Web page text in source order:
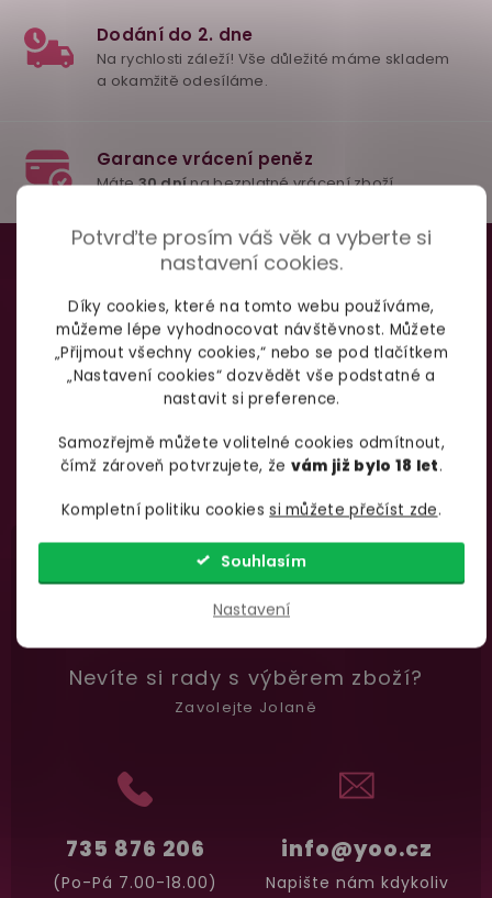
Potvrďte prosím váš věk a vyberte si
nastavení cookies.
Díky cookies, které na tomto webu používáme,
můžeme lépe vyhodnocovat návštěvnost. Můžete
„Přijmout všechny cookies,“ nebo se pod tlačítkem
„Nastavení cookies“ dozvědět vše podstatné a
nastavit si preference.
Samozřejmě můžete volitelné cookies odmítnout,
čímž zároveň potvrzujete, že vám již bylo 18 let.
Kompletní politiku cookiessi můžete přečíst zde.
Nastavení
Souhlasím
98% spokojenost
na Heuréce
Nikdo nepozná, co jste si objednali. Mrkněte,
vypadá balíček.
Na rychlosti záleží! Vše důležité máme
a okamžitě odesíláme.
Garance vrácení peněz
Máte30 dnína bezplatné vrácení zboží
TAJNÉ TRIKY PRO BOŽÍ
SEX
Vložením e-mailu souhlasíte s podmínkami ochrany
osobních údajů
info@yoo.cz
Napište nám kdykoliv
735 876 206
(Po-Pá 7.00-18.00)
Nevíte si rady s výběrem zboží?
Zavolejte Jolaně